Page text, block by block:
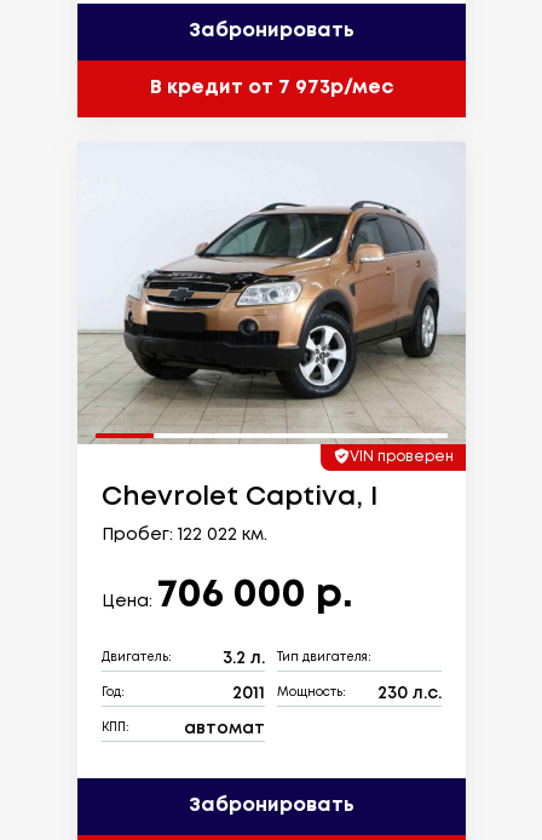
Забронировать
В кредит от 7 973р/мес
VIN проверен
Chevrolet Captiva, I
Пробег: 122 022 км.
Цена: 706 000 р.
Двигатель: 3.2 л. Тип двигателя:
Год: 2011 Мощность: 230 л.с.
КПП: автомат
Забронировать